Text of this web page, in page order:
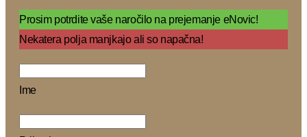
Prosim potrdite vaše naročilo na prejemanje eNovic!
Nekatera polja manjkajo ali so napačna!
Ime